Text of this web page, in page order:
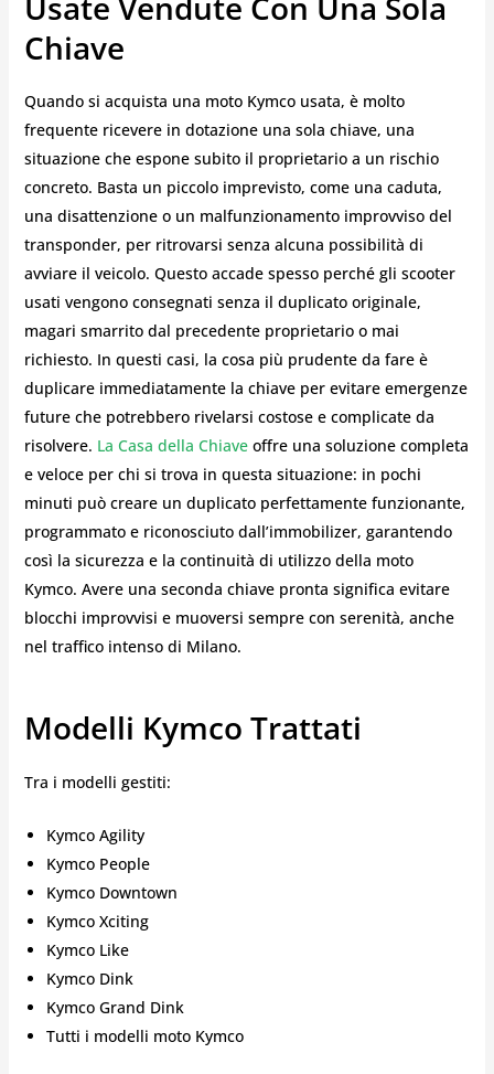
Chiave
Quando si acquista una moto Kymco usata, è molto
frequente ricevere in dotazione una sola chiave, una
situazione che espone subito il proprietario a un rischio
concreto. Basta un piccolo imprevisto, come una caduta,
una disattenzione o un malfunzionamento improvviso del
transponder, per ritrovarsi senza alcuna possibilità di
avviare il veicolo. Questo accade spesso perché gli scooter
usati vengono consegnati senza il duplicato originale,
magari smarrito dal precedente proprietario o mai
richiesto. In questi casi, la cosa più prudente da fare è
duplicare immediatamente la chiave per evitare emergenze
future che potrebbero rivelarsi costose e complicate da
risolvere. La Casa della Chiave offre una soluzione completa
e veloce per chi si trova in questa situazione: in pochi
minuti può creare un duplicato perfettamente funzionante,
programmato e riconosciuto dall’immobilizer, garantendo
così la sicurezza e la continuità di utilizzo della moto
Kymco. Avere una seconda chiave pronta significa evitare
blocchi improvvisi e muoversi sempre con serenità, anche
nel traffico intenso di Milano.
Modelli Kymco Trattati
Tra i modelli gestiti:
Kymco Agility
Kymco People
Kymco Downtown
Kymco Xciting
Kymco Like
Kymco Dink
Kymco Grand Dink
Tutti i modelli moto Kymco